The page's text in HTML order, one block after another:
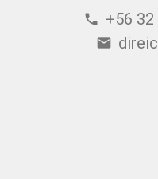
phone +56
email